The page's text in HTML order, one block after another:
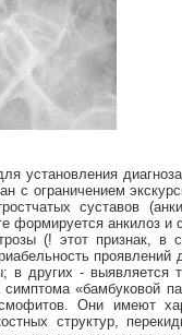
установления
ограничением
суставов
формируется анкилоз
(! этот признак, в
других -
«бамбуковой
Они имеют
структур,